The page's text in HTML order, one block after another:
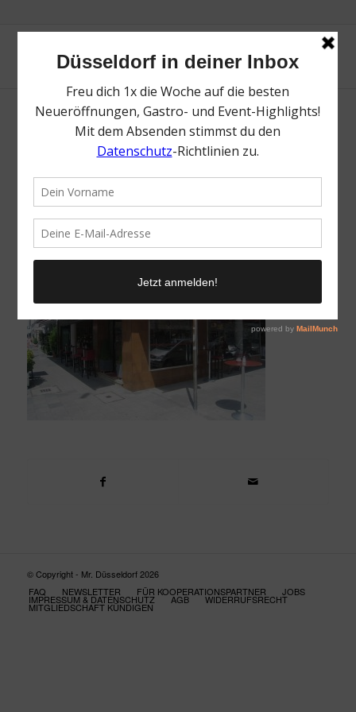
Engels Café | Unsere Lieblingscafés in
© Copyright - Mr. Düsseldorf 2026
FAQ
NEWSLETTER FÜR KOOPERATIONSPARTNER JOBS
IMPRESSUM & DATENSCHUTZ AGB WIDERRUFSRECHT
MITGLIEDSCHAFT KÜNDIGEN